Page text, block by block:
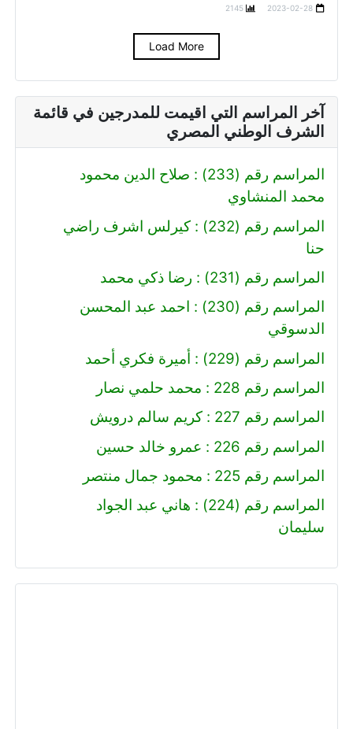
2023-02-28
2145
Load More
آخر المراسم التي اقيمت للمدرجين في قائمة
الشرف الوطني المصري
المراسم رقم (233) : صلاح الدين محمود
محمد المنشاوي
المراسم رقم (232) : كيرلس اشرف راضي
حنا
المراسم رقم (231) : رضا ذكي محمد
المراسم رقم (230) : احمد عبد المحسن
الدسوقي
المراسم رقم (229) : أميرة فكري أحمد
المراسم رقم 228 : محمد حلمي نصار
المراسم رقم 227 : كريم سالم درويش
المراسم رقم 226 : عمرو خالد حسين
المراسم رقم 225 : محمود جمال منتصر
المراسم رقم (224) : هاني عبد الجواد
سليمان